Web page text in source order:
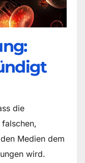
die
Medien dem
wird.